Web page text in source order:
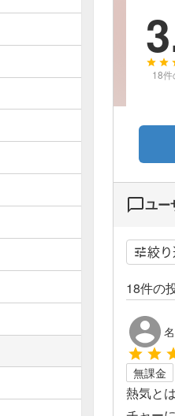
18件
ユー
絞
18件の
無課金
熱気と